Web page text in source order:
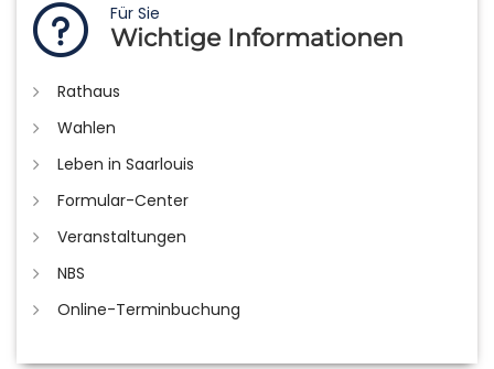
Für Sie
Wichtige Informationen
Rathaus
Wahlen
Leben in Saarlouis
Formular-Center
Veranstaltungen
NBS
Online-Terminbuchung